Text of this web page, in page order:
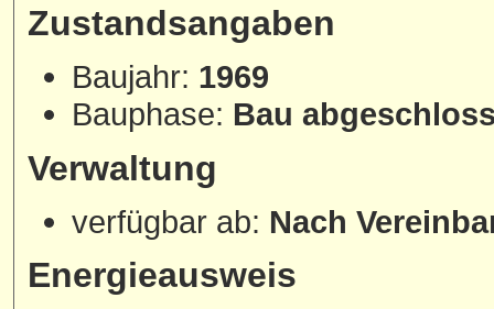
Zustandsangaben
Baujahr: 1969
Bauphase: Bau
Verwaltung
verfügbar ab: Nach
Energieausweis